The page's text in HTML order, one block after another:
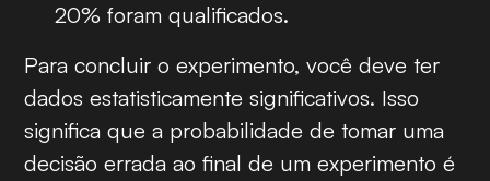
20% foram qualificados.
Para concluir o experimento, você deve ter
dados estatisticamente significativos. Isso
significa que a probabilidade de tomar uma
decisão errada ao final de um experimento é